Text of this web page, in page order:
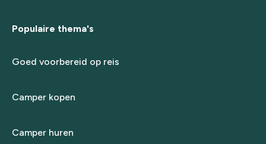
Populaire thema's
Goed voorbereid op reis
Camper kopen
Camper huren